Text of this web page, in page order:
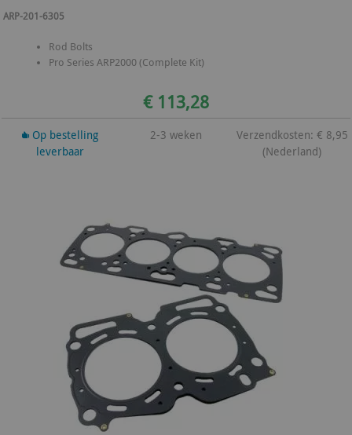
ARP-201-6305
Rod Bolts
Pro Series ARP2000 (Complete Kit)
€ 113,28
Op bestelling
leverbaar
2-3 weken
Verzendkosten: € 8,95
(Nederland)